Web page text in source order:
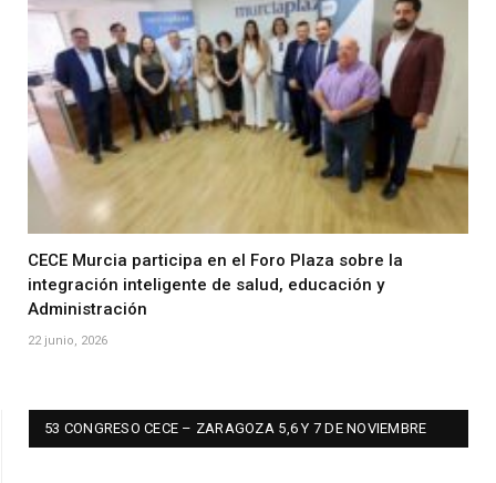
CECE Murcia participa en el Foro Plaza sobre la
integración inteligente de salud, educación y
Administración
22 junio, 2026
53 CONGRESO CECE – ZARAGOZA 5,6 Y 7 DE NOVIEMBRE